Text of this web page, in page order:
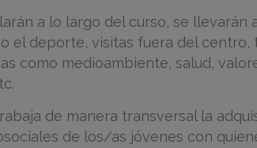
a lo largo del curso, se llevarán
el deporte, visitas fuera del centro,
como medioambiente, salud,
de manera transversal la
de los/as jóvenes con